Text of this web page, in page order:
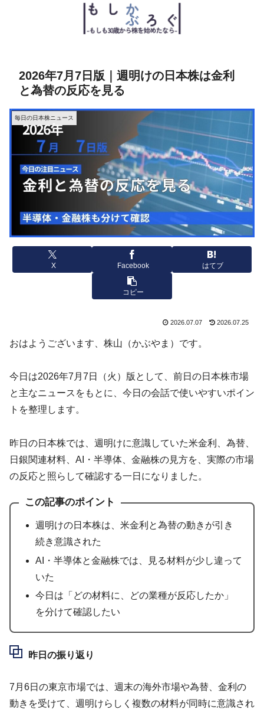
2026年7月7日版｜週明けの日本株は金利
と為替の反応を見る
毎日の日本株ニュース
X Facebook はてブ
コピー
2026.07.07 2026.07.25
おはようございます、株山（かぶやま）です。
今日は2026年7月7日（火）版として、前日の日本株市場
と主なニュースをもとに、今日の会話で使いやすいポイン
トを整理します。
昨日の日本株では、週明けに意識していた米金利、為替、
日銀関連材料、AI・半導体、金融株の見方を、実際の市場
の反応と照らして確認する一日になりました。
この記事のポイント
週明けの日本株は、米金利と為替の動きが引き
続き意識された
AI・半導体と金融株では、見る材料が少し違って
いた
今日は「どの材料に、どの業種が反応したか」
を分けて確認したい
昨日の振り返り
7月6日の東京市場では、週末の海外市場や為替、金利の
動きを受けて、週明けらしく複数の材料が同時に意識され